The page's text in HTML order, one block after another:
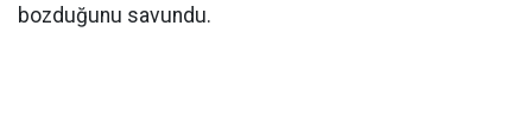
bozduğunu savundu.